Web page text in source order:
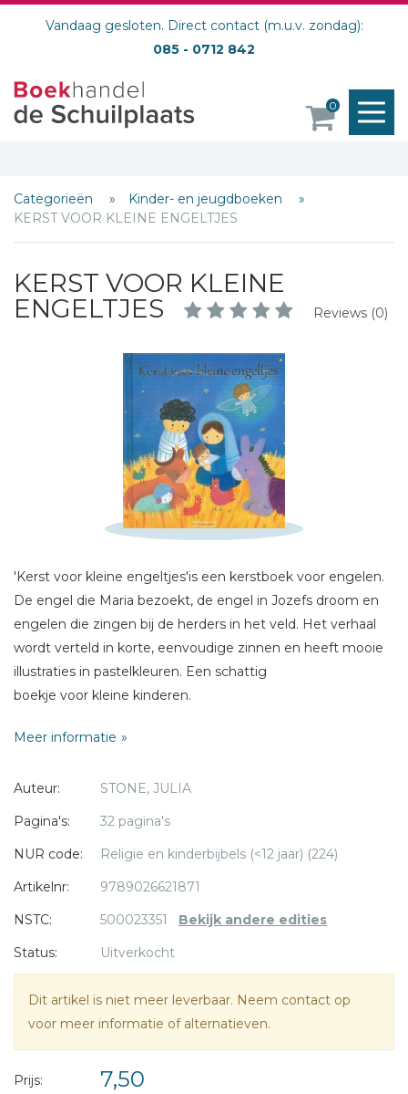
Vandaag gesloten. Direct contact (m.u.v. zondag):
085 - 0712 842
0
Categorieën
Kinder- en jeugdboeken
KERST VOOR KLEINE ENGELTJES
KERST VOOR KLEINE
ENGELTJES
Reviews (0)
'Kerst voor kleine engeltjes'is een kerstboek voor engelen.
De engel die Maria bezoekt, de engel in Jozefs droom en
engelen die zingen bij de herders in het veld. Het verhaal
wordt verteld in korte, eenvoudige zinnen en heeft mooie
illustraties in pastelkleuren. Een schattig
boekje voor kleine kinderen.
Meer informatie
Auteur:
STONE, JULIA
Pagina's:
32 pagina's
NUR code:
Religie en kinderbijbels (<12 jaar) (224)
Artikelnr:
9789026621871
NSTC:
500023351 Bekijk andere edities
Status:
Uitverkocht
Dit artikel is niet meer leverbaar. Neem contact op
voor meer informatie of alternatieven.
Prijs: 7,50
Schrijf hieronder je review!
Bericht *